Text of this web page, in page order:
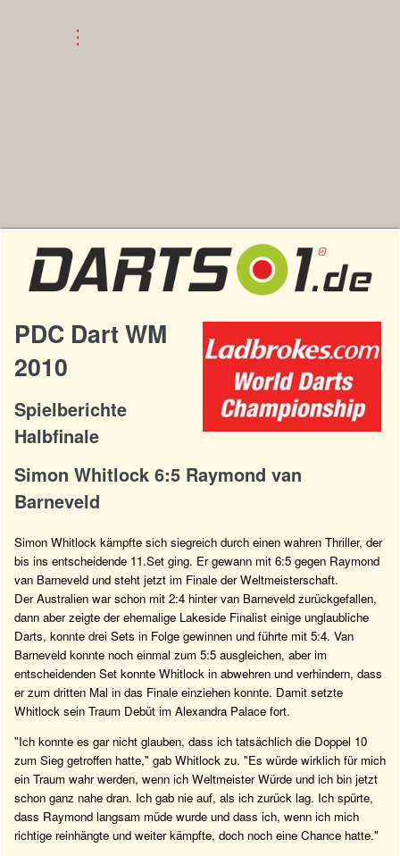
PDC Dart WM
2010
Spielberichte
Halbfinale
Simon Whitlock 6:5 Raymond van
Barneveld
Simon Whitlock kämpfte sich siegreich durch einen wahren Thriller, der
bis ins entscheidende 11.Set ging. Er gewann mit 6:5 gegen Raymond
van Barneveld und steht jetzt im Finale der Weltmeisterschaft.
Der Australien war schon mit 2:4 hinter van Barneveld zurückgefallen,
dann aber zeigte der ehemalige Lakeside Finalist einige unglaubliche
Darts, konnte drei Sets in Folge gewinnen und führte mit 5:4. Van
Barneveld konnte noch einmal zum 5:5 ausgleichen, aber im
entscheidenden Set konnte Whitlock in abwehren und verhindern, dass
er zum dritten Mal in das Finale einziehen konnte. Damit setzte
Whitlock sein Traum Debüt im Alexandra Palace fort.
"Ich konnte es gar nicht glauben, dass ich tatsächlich die Doppel 10
zum Sieg getroffen hatte," gab Whitlock zu. "Es würde wirklich für mich
ein Traum wahr werden, wenn ich Weltmeister Würde und ich bin jetzt
schon ganz nahe dran. Ich gab nie auf, als ich zurück lag. Ich spürte,
dass Raymond langsam müde wurde und dass ich, wenn ich mich
richtige reinhängte und weiter kämpfte, doch noch eine Chance hatte."